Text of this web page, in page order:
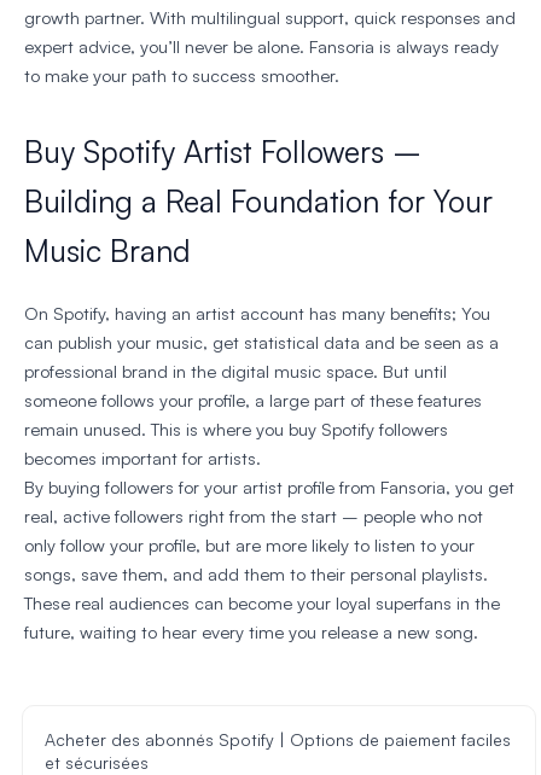
growth partner. With multilingual support, quick responses and
expert advice, you’ll never be alone. Fansoria is always ready
to make your path to success smoother.
Buy Spotify Artist Followers –
Building a Real Foundation for Your
Music Brand
On Spotify, having an artist account has many benefits; You
can publish your music, get statistical data and be seen as a
professional brand in the digital music space. But until
someone follows your profile, a large part of these features
remain unused. This is where you buy Spotify followers
becomes important for artists.
By buying followers for your artist profile from Fansoria, you get
real, active followers right from the start – people who not
only follow your profile, but are more likely to listen to your
songs, save them, and add them to their personal playlists.
These real audiences can become your loyal superfans in the
future, waiting to hear every time you release a new song.
Acheter des abonnés Spotify | Options de paiement faciles
et sécurisées